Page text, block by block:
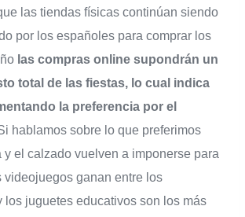
las tiendas físicas continúan siendo
por los españoles para comprar los
las compras online supondrán un
total de las fiestas, lo cual indica
la preferencia por el
hablamos sobre lo que preferimos
y el calzado vuelven a imponerse para
videojuegos ganan entre los
los juguetes educativos son los más